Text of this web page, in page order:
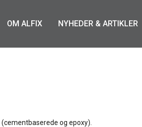
OM ALFIX NYHEDER & ARTIKLER
og epoxy).